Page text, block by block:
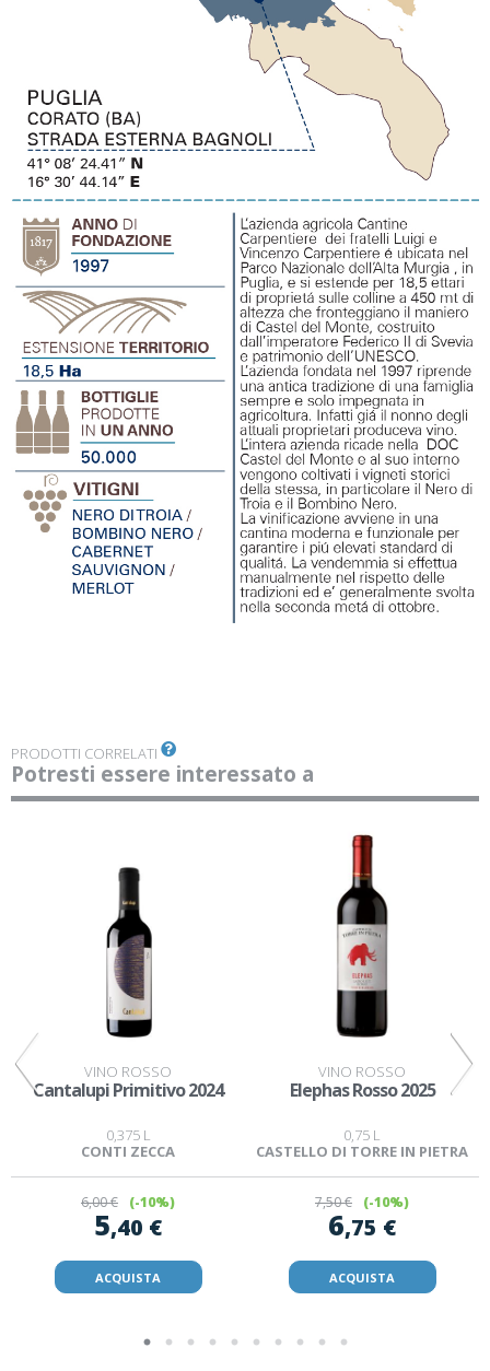
PRODOTTI CORRELATI
Potresti essere interessato a
VINO ROSSO
Cantalupi Primitivo 2024
0,375 L
CONTI ZECCA
6,00 € (-10%)
5,40 €
ACQUISTA
VINO ROSSO
Elephas Rosso 2025
0,75 L
CASTELLO DI TORRE IN PIETRA
7,50 € (-10%)
6,75 €
ACQUISTA